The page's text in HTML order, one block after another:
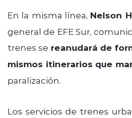
En la misma línea, Nelson
general de EFE Sur,
trenes se reanudará de
mismos itinerarios que
paralización.
Los servicios de trenes